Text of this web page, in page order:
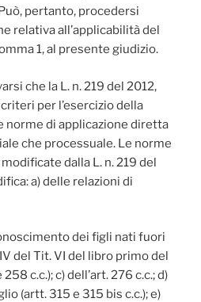
pertanto, procedersi
relativa all’applicabilità del
1, al presente giudizio.
che la L. n. 219 del 2012,
per l’esercizio della
norme di applicazione diretta
che processuale. Le norme
dalla L. n. 219 del
a) delle relazioni di
dei figli nati fuori
del Tit. VI del libro primo del
c.c.); c) dell’art. 276 c.c.; d)
(artt. 315 e 315 bis c.c.); e)